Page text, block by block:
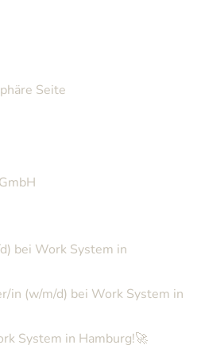
Seite
bei Work System in
in (w/m/d) bei Work System in
System in Hamburg!🚀